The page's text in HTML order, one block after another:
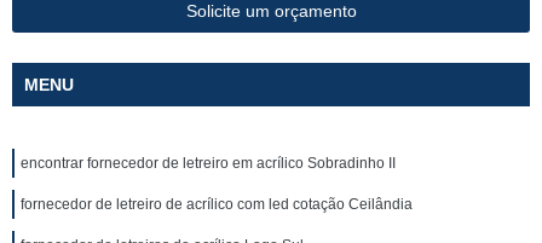
Solicite um orçamento
MENU
encontrar fornecedor de letreiro em acrílico Sobradinho II
fornecedor de letreiro de acrílico com led cotação Ceilândia